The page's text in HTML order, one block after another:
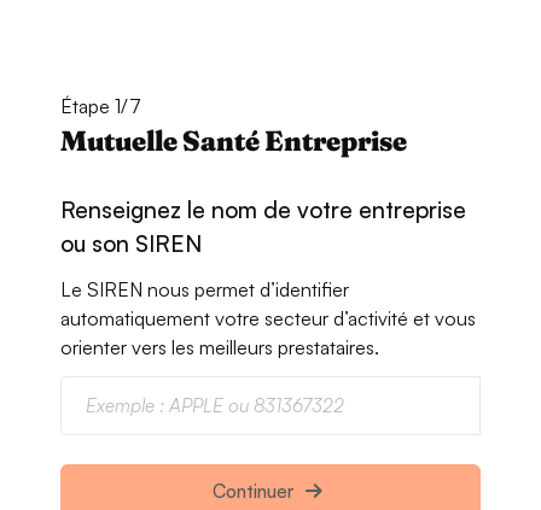
Étape 1/7
Mutuelle Santé Entreprise
Renseignez le nom de votre entreprise
ou son SIREN
Le SIREN nous permet d’identifier
automatiquement votre secteur d’activité et vous
orienter vers les meilleurs prestataires.
Continuer